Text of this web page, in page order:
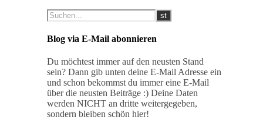
Blog via E-Mail abonnieren
Du möchtest immer auf den neusten Stand
sein? Dann gib unten deine E-Mail Adresse ein
und schon bekommst du immer eine E-Mail
über die neusten Beiträge :) Deine Daten
werden NICHT an dritte weitergegeben,
sondern bleiben schön hier!